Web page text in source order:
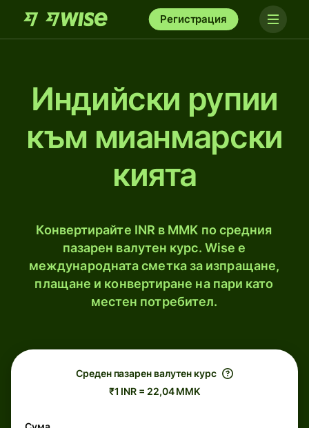
Регистрация
Индийски рупии
към мианмарски
кията
Конвертирайте INR в MMK по средния
пазарен валутен курс. Wise е
международната сметка за изпращане,
плащане и конвертиране на пари като
местен потребител.
Среден пазарен валутен курс
₹1 INR = 22,04 MMK